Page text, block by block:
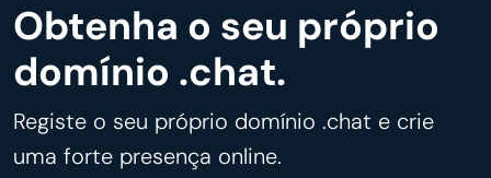
Obtenha o seu próprio
domínio .chat.
Registe o seu próprio domínio .chat e crie
uma forte presença online.